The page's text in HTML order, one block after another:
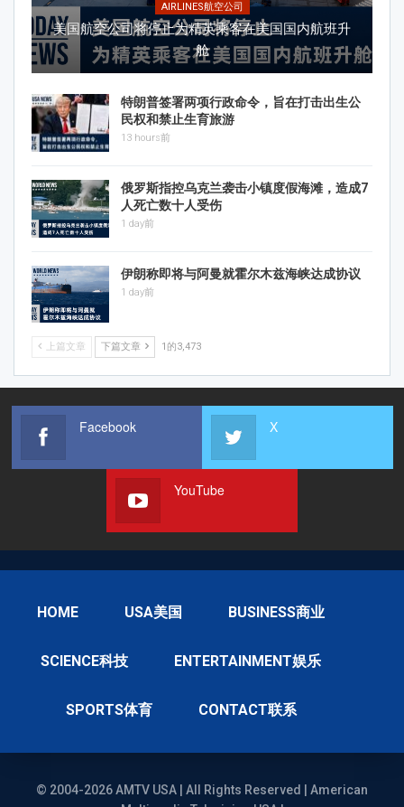
AIRLINES航空公司
美国航空公司将停止为精英乘客在美国国内航班升
舱
特朗普签署两项行政命令，旨在打击出生公
民权和禁止生育旅游
13 hours前
俄罗斯指控乌克兰袭击小镇度假海滩，造成7
人死亡数十人受伤
1 day前
伊朗称即将与阿曼就霍尔木兹海峡达成协议
1 day前
上篇文章 下篇文章 1的3,473
Facebook X
YouTube
HOME USA美国 BUSINESS商业
SCIENCE科技 ENTERTAINMENT娱乐
SPORTS体育 CONTACT联系
© 2004-2026 AMTV USA | All Rights Reserved | American